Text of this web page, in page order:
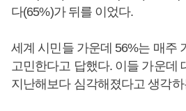
다(65%)가 뒤를 이었다.
세계 시민들 가운데 56%는 매주
고민한다고 답했다. 이들 가운데
지난해보다 심각해졌다고 생각